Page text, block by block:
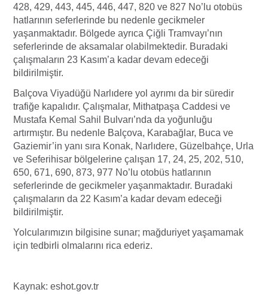
428, 429, 443, 445, 446, 447, 820 ve 827 No’lu otobüs
hatlarının seferlerinde bu nedenle gecikmeler
yaşanmaktadır. Bölgede ayrıca Çiğli Tramvayı’nın
seferlerinde de aksamalar olabilmektedir. Buradaki
çalışmaların 23 Kasım’a kadar devam edeceği
bildirilmiştir.
Balçova Viyadüğü Narlıdere yol ayrımı da bir süredir
trafiğe kapalıdır. Çalışmalar, Mithatpaşa Caddesi ve
Mustafa Kemal Sahil Bulvarı’nda da yoğunluğu
artırmıştır. Bu nedenle Balçova, Karabağlar, Buca ve
Gaziemir’in yanı sıra Konak, Narlıdere, Güzelbahçe, Urla
ve Seferihisar bölgelerine çalışan 17, 24, 25, 202, 510,
650, 671, 690, 873, 977 No’lu otobüs hatlarının
seferlerinde de gecikmeler yaşanmaktadır. Buradaki
çalışmaların da 22 Kasım’a kadar devam edeceği
bildirilmiştir.
Yolcularımızın bilgisine sunar; mağduriyet yaşamamak
için tedbirli olmalarını rica ederiz.
Kaynak: eshot.gov.tr